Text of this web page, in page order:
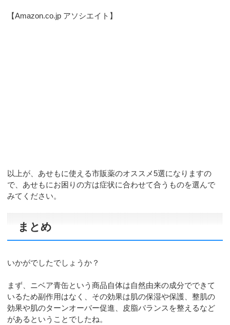
【Amazon.co.jp アソシエイト】
以上が、あせもに使える市販薬のオススメ5選になりますの
で、あせもにお困りの方は症状に合わせて合うものを選んで
みてください。
まとめ
いかがでしたでしょうか？
まず、ニベア青缶という商品自体は自然由来の成分でできて
いるため副作用はなく、その効果は肌の保湿や保護、整肌の
効果や肌のターンオーバー促進、皮脂バランスを整えるなど
があるということでしたね。